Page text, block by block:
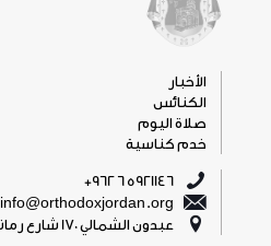
الأخبار
الكنائس
صلاة اليوم
خدم كناسية
5921146 6 962+
info@orthodoxjordan.org
عبدون الشمالي 170 شارع رمانة , عمان